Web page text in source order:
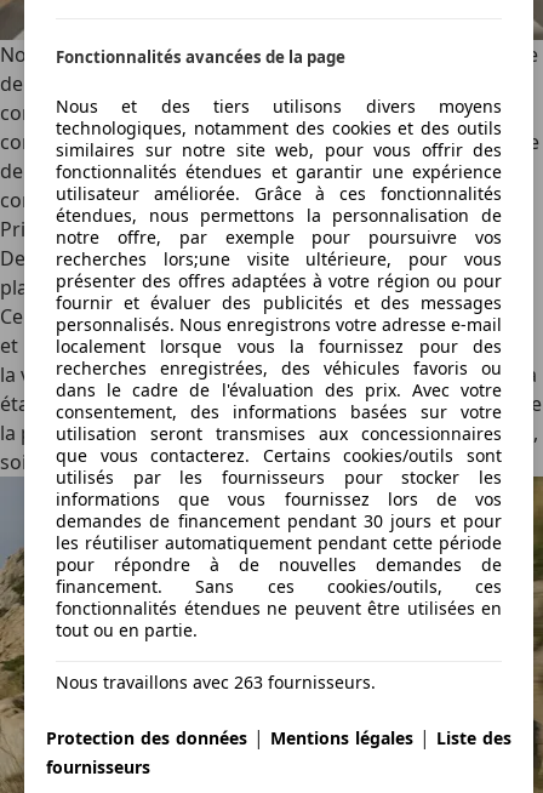
Fonctionnalités avancées de la page
Nous et des tiers utilisons divers moyens
technologiques, notamment des cookies et des outils
similaires sur notre site web, pour vous offrir des
fonctionnalités étendues et garantir une expérience
utilisateur améliorée. Grâce à ces fonctionnalités
étendues, nous permettons la personnalisation de
notre offre, par exemple pour poursuivre vos
recherches lors;une visite ultérieure, pour vous
présenter des offres adaptées à votre région ou pour
fournir et évaluer des publicités et des messages
personnalisés. Nous enregistrons votre adresse e-mail
localement lorsque vous la fournissez pour des
recherches enregistrées, des véhicules favoris ou
dans le cadre de l'évaluation des prix. Avec votre
consentement, des informations basées sur votre
utilisation seront transmises aux concessionnaires
que vous contacterez. Certains cookies/outils sont
utilisés par les fournisseurs pour stocker les
informations que vous fournissez lors de vos
demandes de financement pendant 30 jours et pour
les réutiliser automatiquement pendant cette période
pour répondre à de nouvelles demandes de
financement. Sans ces cookies/outils, ces
fonctionnalités étendues ne peuvent être utilisées en
tout ou en partie.
Nous travaillons avec 263 fournisseurs.
Protection des données | Mentions légales | Liste des
fournisseurs
Notre essai se fait au volant de la variante électrique dotée
de la plus grande batterie. Vu que le châssis appelle à une
conduite coulée, c’est une bonne nouvelle pour la
consommation. Notre modèle d’essai affiche une moyenne
de 17,0 kWh/100 km après un parcours varié, ce qui lui
confèrera une autonomie avionnant les 600 km.
Prix
Depuis la refonde du groupe Stellantis, Citroën a pris la
place de l’entrée de gamme par rapport à ses confrères.
Cependant, le C5 Aircross…est plus onéreux que les Opel
et Peugeot ! Affiché à partir de 34 090 € (France : 34 990 €),
la version hybride 48 volts est plus onéreuse de 500 €. Cela
étant, la donne change pour la variante électrique, puisque
la première s’affiche à partir de 41 090 € (France : 40 290 €),
soit moins que ses frères électriques.